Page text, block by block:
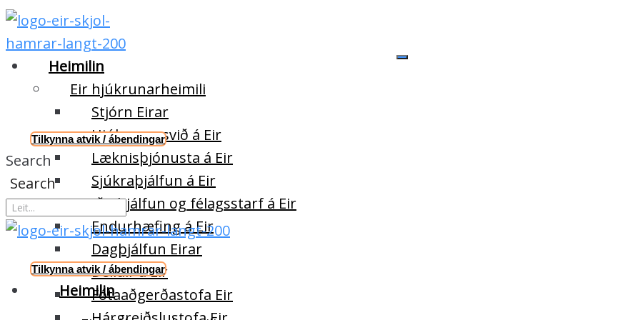
Heimilin
Eir hjúkrunarheimili
Stjórn Eirar
Hjúkrunarsvið á Eir
Læknisþjónusta á Eir
Sjúkraþjálfun á Eir
Iðjuþjálfun og félagsstarf á Eir
Endurhæfing á Eir
Dagþjálfun Eirar
Deildir á Eir
Fótaaðgerðastofa Eir
Tilkynna atvik / ábendingar
Search
Search
Tilkynna atvik / ábendingar
Heimilin